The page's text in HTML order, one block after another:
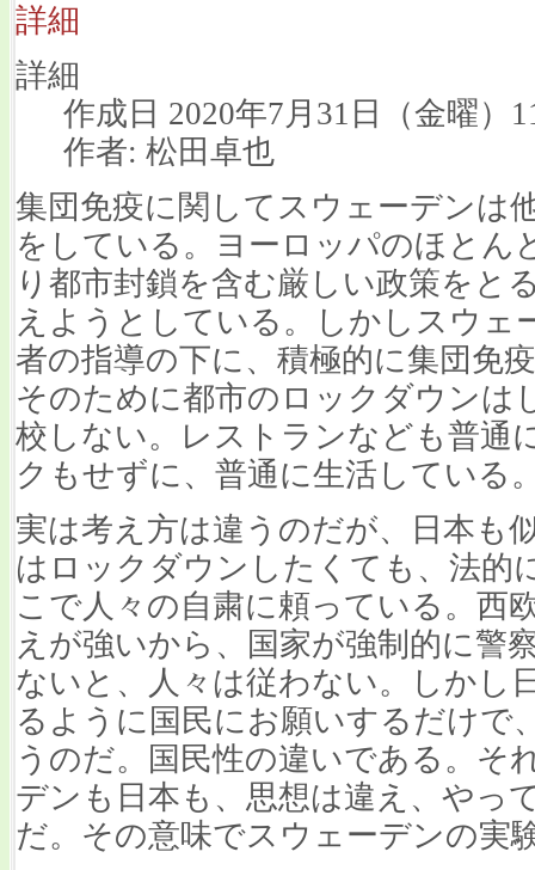
詳細
詳細
作成日 2020年7月31日（金曜）
作者: 松田卓也
集団免疫に関してスウェーデンは
をしている。ヨーロッパのほとん
り都市封鎖を含む厳しい政策をと
えようとしている。しかしスウェ
者の指導の下に、積極的に集団免
そのために都市のロックダウンは
校しない。レストランなども普通
クもせずに、普通に生活している
実は考え方は違うのだが、日本も
はロックダウンしたくても、法的
こで人々の自粛に頼っている。西
えが強いから、国家が強制的に警
ないと、人々は従わない。しかし
るように国民にお願いするだけで
うのだ。国民性の違いである。そ
デンも日本も、思想は違え、やっ
だ。その意味でスウェーデンの実